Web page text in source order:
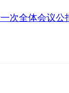
次全体会议公